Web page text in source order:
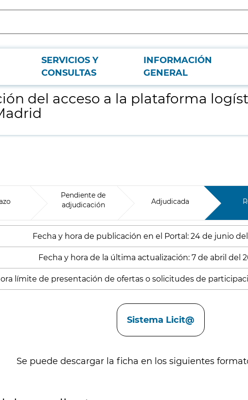
SERVICIOS Y
CONSULTAS
INFORMACIÓN
GENERAL
Universitario La Paz en Madrid
del acceso a la plataforma
Pendiente de
adjudicación
Adjudicada
Fecha y hora de publicación en el Portal: 24 de junio del
Fecha y hora de la última actualización: 7 de abril del
límite de presentación de ofertas o solicitudes de
Sistema Licit@
Se puede descargar la ficha en los siguientes